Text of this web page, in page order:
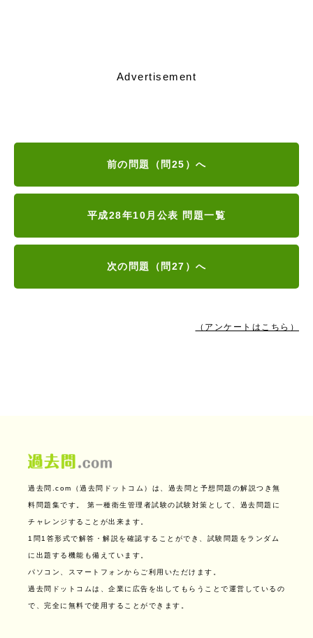
Advertisement
前の問題（問25）へ
平成28年10月公表 問題一覧
次の問題（問27）へ
（アンケートはこちら）
過去問.com（過去問ドットコム）は、過去問と予想問題の解説つき無
料問題集です。 第一種衛生管理者試験の試験対策として、過去問題に
チャレンジすることが出来ます。
1問1答形式で解答・解説を確認することができ、試験問題をランダム
に出題する機能も備えています。
パソコン、スマートフォンからご利用いただけます。
過去問ドットコムは、企業に広告を出してもらうことで運営しているの
で、完全に無料で使用することができます。